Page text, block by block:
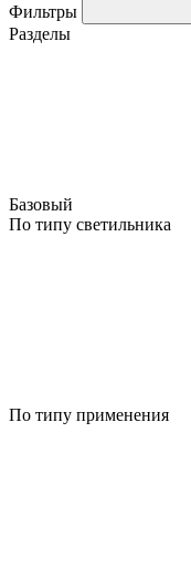
Фильтры
Разделы
Базовый
По типу светильника
По типу применения